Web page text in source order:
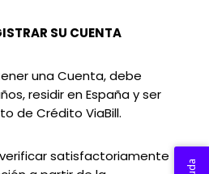
SU CUENTA
una Cuenta, debe
residir en España y ser
de Crédito ViaBill.
satisfactoriamente